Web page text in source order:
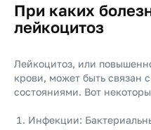
При каких
лейкоцитоз
Лейкоцитоз, или
крови, может быть связан
состояниями. Вот
Инфекции: